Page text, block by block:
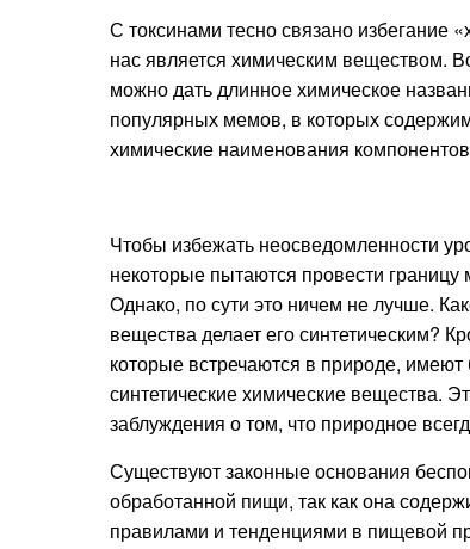
С токсинами тесно связано избегание
нас является химическим веществом.
можно дать длинное химическое
популярных мемов, в которых
химические наименования
Чтобы избежать неосведомленности
некоторые пытаются провести
Однако, по сути это ничем не лучше.
вещества делает его синтетическим?
которые встречаются в природе,
синтетические химические вещества.
заблуждения о том, что природное
Существуют законные основания
обработанной пищи, так как она
правилами и тенденциями в пищевой